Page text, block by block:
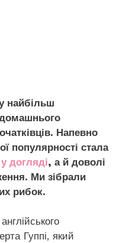
найбільш
Напевно
популярності стала
догляді, а й доволі
Ми зібрали
рибок.
Гуппі, який